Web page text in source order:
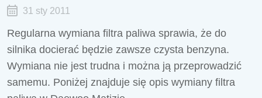
31 sty 2011
Regularna wymiana filtra paliwa sprawia, że do
silnika docierać będzie zawsze czysta benzyna.
Wymiana nie jest trudna i można ją przeprowadzić
samemu. Poniżej znajduje się opis wymiany filtra